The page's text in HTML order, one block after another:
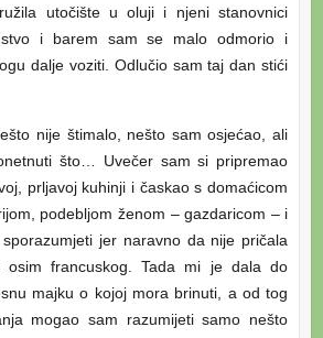
utočište u oluji i njeni stanovnici
i barem sam se malo odmorio i
dalje voziti. Odlučio sam taj dan stići
nije štimalo, nešto sam osjećao, ali
što… Uvečer sam si pripremao
prljavoj kuhinji i časkao s domaćicom
podebljom ženom – gazdaricom – i
jer naravno da nije pričala
osim francuskog. Tada mi je dala do
majku o kojoj mora brinuti, a od tog
mogao sam razumijeti samo nešto